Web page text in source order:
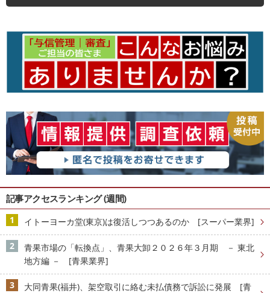
記事アクセスランキング (週間)
イトーヨーカ堂(東京)は復活しつつあるのか [スーパー業界]
青果市場の「転換点」、青果大卸２０２６年３月期 － 東北
地方編 － [青果業界]
大同青果(福井)、架空取引に絡む未払債務で訴訟に発展 [青